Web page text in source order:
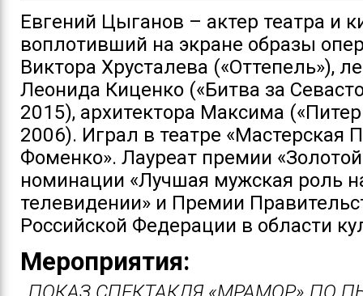
Евгений Цыганов – актер театра и
воплотивший на экране образы
Виктора Хрусталева («Оттепель»),
Леонида Киценко («Битва за
2015), архитектора Максима («Питер
2006). Играл в театре «Мастерская
Фоменко». Лауреат премии
номинации «Лучшая мужская роль
телевидении» и Премии
Российской Федерации в области
Мероприятия: